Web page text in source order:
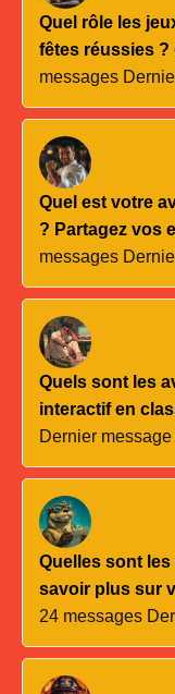
Quel rôle les
fêtes réussies ?
messages
Quel est votre
? Partagez vos
messages
Quels sont les
interactif en
Dernier
Quelles sont
savoir plus sur
24 messages